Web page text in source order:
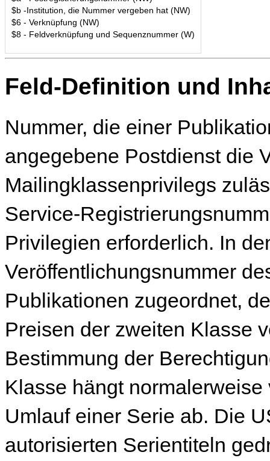
$b -Institution, die Nummer vergeben hat (NW)
$6 - Verknüpfung (NW)
$8 - Feldverknüpfung und Sequenznummer (W)
Feld-Definition und
Nummer, die einer
angegebene Postdienst die
Mailingklassenprivilegs
Service-
Privilegien erforderlich. In
Veröffentlichungsnummer
Publikationen zugeordnet,
Preisen der zweiten Klasse
Bestimmung der
Klasse hängt
Umlauf einer Serie ab. Die
autorisierten Serientiteln